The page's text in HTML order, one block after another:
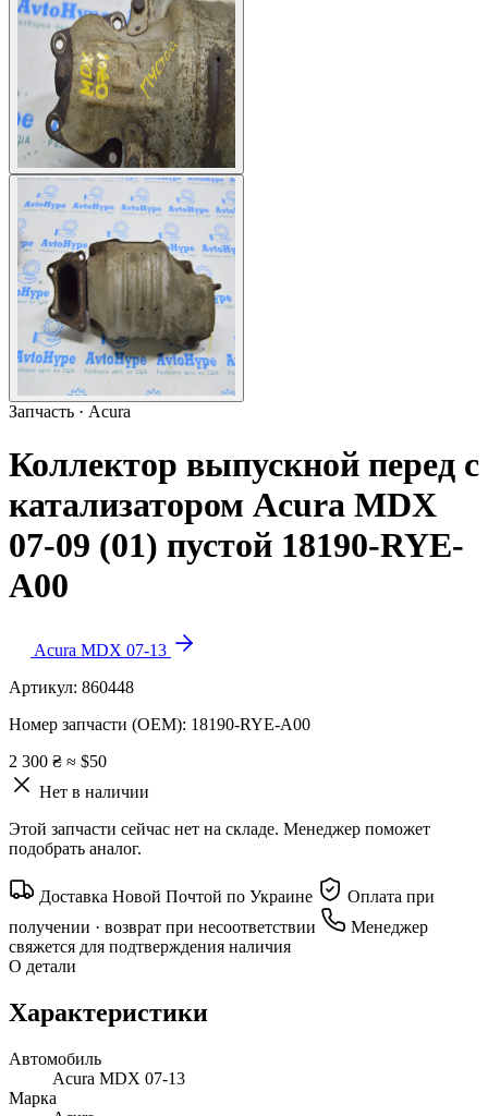
Запчасть · Acura
Коллектор выпускной перед с
катализатором Acura MDX
07-09 (01) пустой 18190-RYE-
A00
Acura MDX 07-13
Артикул: 860448
Номер запчасти (OEM): 18190-RYE-A00
2 300 ₴ ≈ $50
Нет в наличии
Этой запчасти сейчас нет на складе. Менеджер поможет
подобрать аналог.
Доставка Новой Почтой по Украине
Оплата при
получении · возврат при несоответствии
Менеджер
свяжется для подтверждения наличия
О детали
Характеристики
Автомобиль
Acura MDX 07-13
Марка